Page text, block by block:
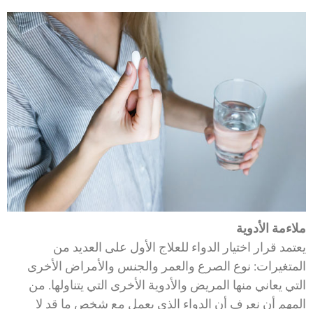
ملاءمة الأدوية
يعتمد قرار اختيار الدواء للعلاج الأول على العديد من
المتغيرات: نوع الصرع والعمر والجنس والأمراض الأخرى
التي يعاني منها المريض والأدوية الأخرى التي يتناولها. من
المهم أن نعرف أن الدواء الذي يعمل مع شخص ما قد لا